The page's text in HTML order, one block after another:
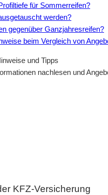
für Sommerreifen?
werden?
gegenüber Ganzjahresreifen?
beim Vergleich von
nachlesen und
KFZ-Versicherung